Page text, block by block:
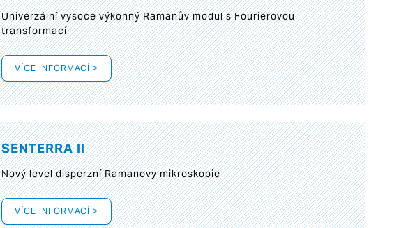
Univerzální vysoce výkonný Ramanův modul s Fourierovou
transformací
VÍCE INFORMACÍ >
SENTERRA II
Nový level disperzní Ramanovy mikroskopie
VÍCE INFORMACÍ >